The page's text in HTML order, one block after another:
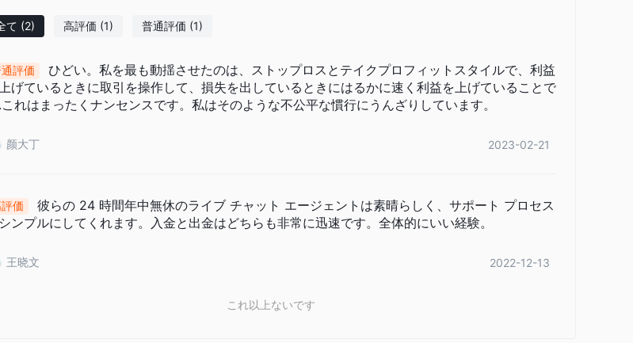
トレーダーは、機能、メリット、関連要件など、利用可能なライブ口座オプションを深く理解し、取引のニーズや
作用
トレーダーに利用の機会を提供します最大レバレッジは1:500まで、潜在的な利益と損失の両方が増幅さ
ダーは、このような高いレバレッジレベルを使用する前に、注意を払い、リスク管理戦略を採用し、レバレッジ取
ッドと手数料
ダーが恩恵を受けることができるのは、
最小 0.0 ピップスから始まる超タイトなスプレッド、取引実行時
0.08%から始まる手数料モデル
て (2) 高評価 (1) 普通評価 (1)
評価
ひどい。私を最も動揺させたのは、ストップロスとテイクプロフィットスタイルで、利益
げているときに取引を操作して、損失を出しているときにはるかに速く利益を上げていることで
れはまったくナンセンスです。私はそのような不公平な慣行にうんざりしています。
颜大丁 2023-02-21
価
彼らの 24 時間年中無休のライブ チャット エージェントは素晴らしく、サポート プロセス
ンプルにしてくれます。入金と出金はどちらも非常に迅速です。全体的にいい経験。
王晓文 2022-12-13
これ以上ないです